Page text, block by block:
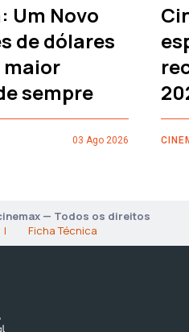
Um Novo
de dólares
maior
sempre
03 Ago 2026
— Todos os direitos
| Ficha Técnica